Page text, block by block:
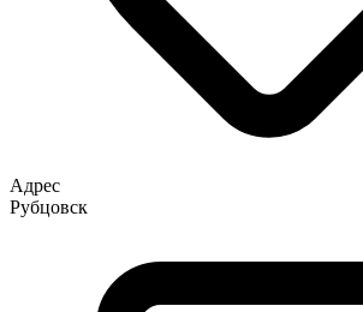
Адрес
Рубцовск